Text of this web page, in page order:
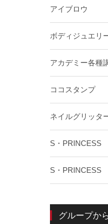
アイブロウ
ボディジュエリ
アカデミー各種
ココスタンプ
ネイルグリッタ
S・PRINCESS
S・PRINCESS
グループか